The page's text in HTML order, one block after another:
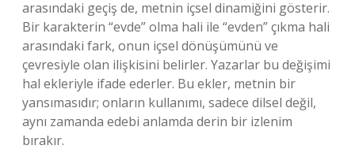
arasındaki geçiş de, metnin içsel dinamiğini gösterir.
Bir karakterin “evde” olma hali ile “evden” çıkma hali
arasındaki fark, onun içsel dönüşümünü ve
çevresiyle olan ilişkisini belirler. Yazarlar bu değişimi
hal ekleriyle ifade ederler. Bu ekler, metnin bir
yansımasıdır; onların kullanımı, sadece dilsel değil,
aynı zamanda edebi anlamda derin bir izlenim
bırakır.